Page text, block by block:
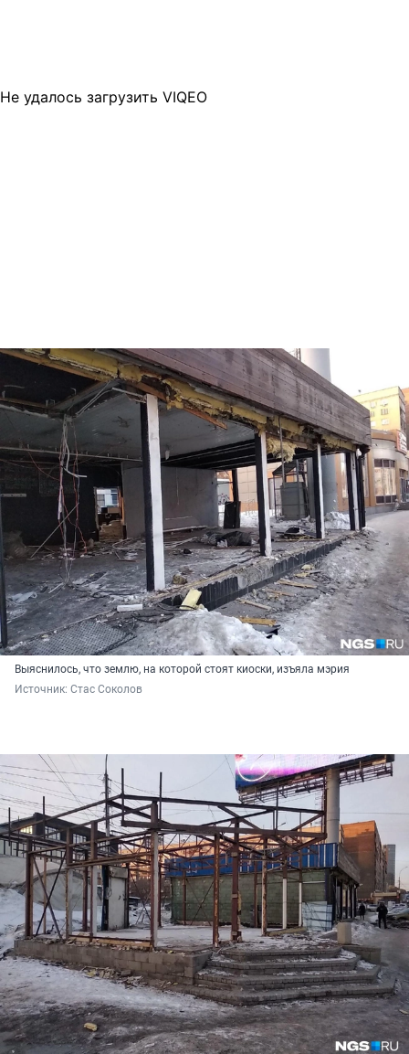
Не удалось загрузить VIQEO
Выяснилось, что землю, на которой стоят киоски, изъяла мэрия
Источник: Стас Соколов